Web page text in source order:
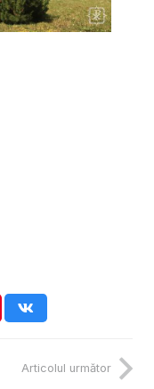
Articolul următor